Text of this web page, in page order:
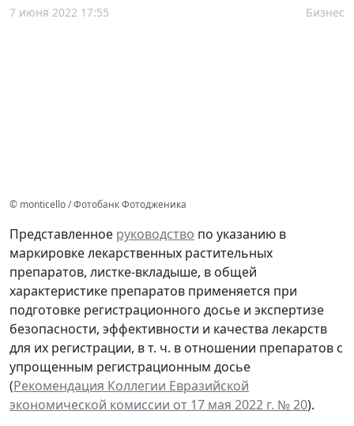
7 июня 2022 17:55 Бизнес
© monticello / Фотобанк Фотодженика
Представленное руководство по указанию в
маркировке лекарственных растительных
препаратов, листке-вкладыше, в общей
характеристике препаратов применяется при
подготовке регистрационного досье и экспертизе
безопасности, эффективности и качества лекарств
для их регистрации, в т. ч. в отношении препаратов с
упрощенным регистрационным досье
(Рекомендация Коллегии Евразийской
экономической комиссии от 17 мая 2022 г. № 20).